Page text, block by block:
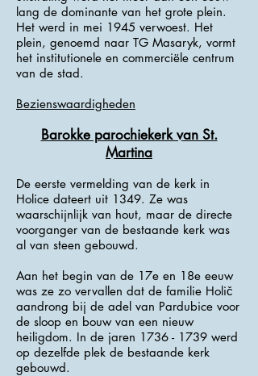
lang de dominante van het grote plein.
Het werd in mei 1945 verwoest. Het
plein, genoemd naar TG Masaryk, vormt
het institutionele en commerciële centrum
van de stad.
Bezienswaardigheden
Barokke parochiekerk van St.
Martina
De eerste vermelding van de kerk in
Holice dateert uit 1349. Ze was
waarschijnlijk van hout, maar de directe
voorganger van de bestaande kerk was
al van steen gebouwd.
Aan het begin van de 17e en 18e eeuw
was ze zo vervallen dat de familie Holič
aandrong bij de adel van Pardubice voor
de sloop en bouw van een nieuw
heiligdom. In de jaren 1736 - 1739 werd
op dezelfde plek de bestaande kerk
gebouwd.